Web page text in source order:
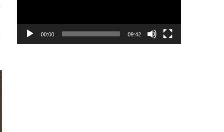
00:00 09:42